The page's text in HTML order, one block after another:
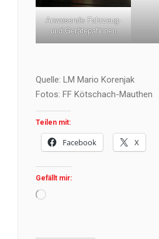
Anwesende Fahrzeug-
und Gerätepatinnen
Quelle: LM Mario Korenjak
Fotos: FF Kötschach-Mauthen
Teilen mit:
Facebook X
Gefällt mir:
Wird